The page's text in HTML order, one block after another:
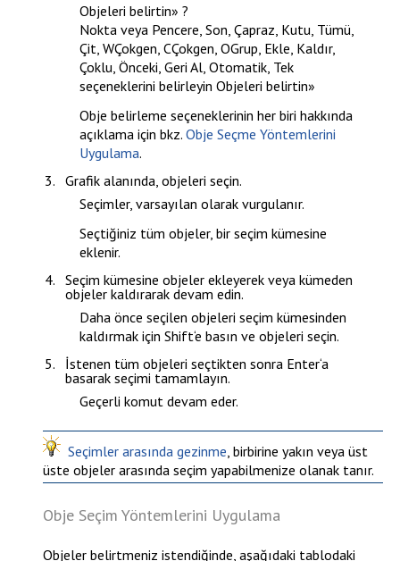
Objeleri belirtin» ?
Nokta veya Pencere, Son, Çapraz, Kutu, Tümü,
Çit, WÇokgen, CÇokgen, OGrup, Ekle, Kaldır,
Çoklu, Önceki, Geri Al, Otomatik, Tek
seçeneklerini belirleyinObjeleri belirtin»
Obje belirleme seçeneklerinin her biri hakkında
açıklama için bkz.Obje Seçme Yöntemlerini
Uygulama.
Grafik alanında, objeleri seçin.
Seçimler, varsayılan olarak vurgulanır.
Seçtiğiniz tüm objeler, bir seçim kümesine
eklenir.
Seçim kümesine objeler ekleyerek veya kümeden
objeler kaldırarak devam edin.
Daha önce seçilen objeleri seçim kümesinden
kaldırmak içinShift‘e basın ve objeleri seçin.
İstenen tüm objeleri seçtikten sonra Enter‘a
basarak seçimi tamamlayın.
Geçerli komut devam eder.
Seçimler arasında gezinme , birbirine yakın veya üst
üste objeler arasında seçim yapabilmenize olanak tanır.
Obje Seçim Yöntemlerini Uygulama
Objeler belirtmeniz istendiğinde, aşağıdaki tablodaki